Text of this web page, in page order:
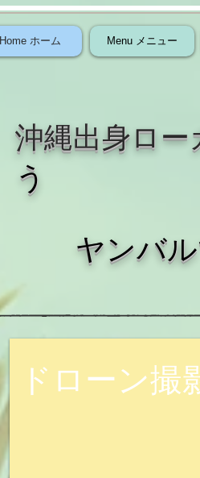
Home ホーム Menu メニュー
沖縄出身ロ
う
ヤンバ
ドローン撮